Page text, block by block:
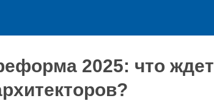
2025: что ждет